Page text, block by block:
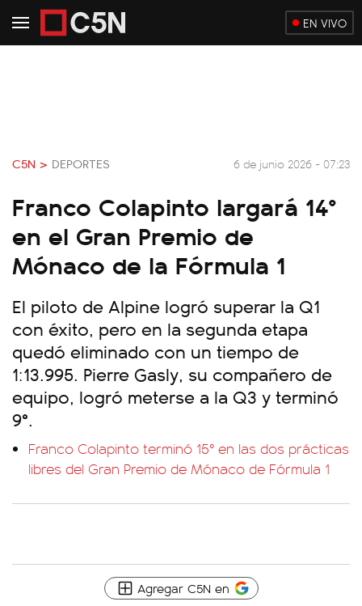
EN VIVO
C5N > DEPORTES 6 de junio 2026 - 07:23
Franco Colapinto largará 14°
en el Gran Premio de
Mónaco de la Fórmula 1
El piloto de Alpine logró superar la Q1
con éxito, pero en la segunda etapa
quedó eliminado con un tiempo de
1:13.995. Pierre Gasly, su compañero de
equipo, logró meterse a la Q3 y terminó
9°.
Franco Colapinto terminó 15° en las dos prácticas
libres del Gran Premio de Mónaco de Fórmula 1
Agregar C5N en